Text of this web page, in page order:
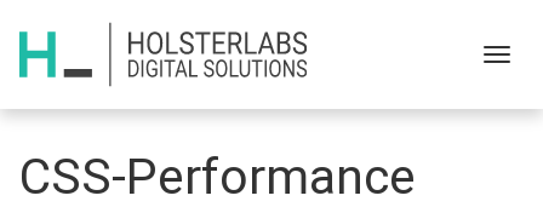
Menu
CSS-Performance